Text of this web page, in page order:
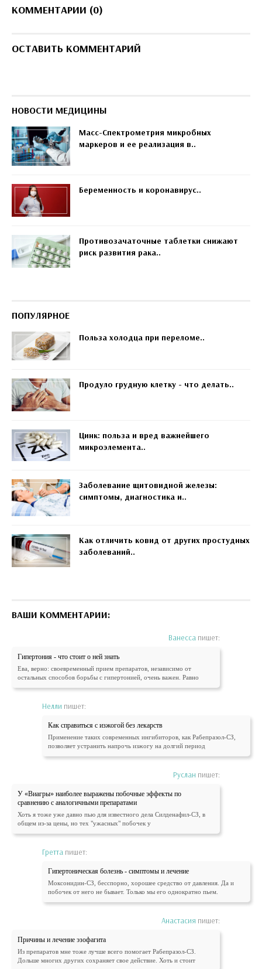
КОММЕНТАРИИ (0)
ОСТАВИТЬ КОММЕНТАРИЙ
НОВОСТИ МЕДИЦИНЫ
Масс-Спектрометрия микробных
маркеров и ее реализация в..
Беременность и коронавирус..
Противозачаточные таблетки снижают
риск развития рака..
ПОПУЛЯРНОЕ
Польза холодца при переломе..
Продуло грудную клетку - что делать..
Цинк: польза и вред важнейшего
микроэлемента..
Заболевание щитовидной железы:
симптомы, диагностика и..
Как отличить ковид от других простудных
заболеваний..
ВАШИ КОММЕНТАРИИ:
Ванесса пишет:
Гипертония - что стоит о ней знать
Ева, верно: своевременный прием препаратов, независимо от
остальных способов борьбы с гипертонией, очень важен. Равно
Нелли пишет:
Как справиться с изжогой без лекарств
Применение таких современных ингибиторов, как Рабепразол-СЗ,
позволяет устранить напрочь изжогу на долгий период
Руслан пишет:
У «Виагры» наиболее выражены побочные эффекты по
сравнению с аналогичными препаратами
Хоть я тоже уже давно пью для известного дела Силденафил-СЗ, в
общем из-за цены, но тех "ужасных" побочек у
Гретта пишет:
Гипертоническая болезнь - симптомы и лечение
Моксонидин-СЗ, бесспорно, хорошее средство от давления. Да и
побочек от него не бывает. Только мы его однократно пьем.
Анастасия пишет:
Причины и лечение эзофагита
Из препаратов мне тоже лучше всего помогает Рабепразол-СЗ.
Дольше многих других сохраняет свое действие. Хоть и стоит